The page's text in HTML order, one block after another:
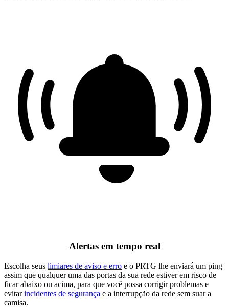
Alertas em tempo real
Escolha seus limiares de aviso e erro e o PRTG lhe enviará um ping
assim que qualquer uma das portas da sua rede estiver em risco de
ficar abaixo ou acima, para que você possa corrigir problemas e
evitarincidentes de segurança e a interrupção da rede sem suar a
camisa.